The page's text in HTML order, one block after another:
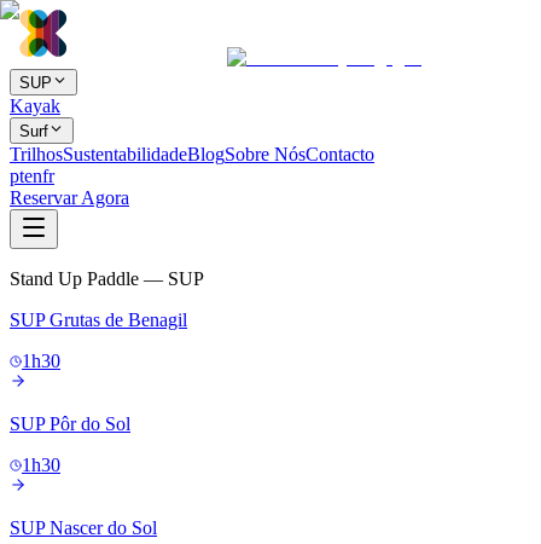
SUP
Kayak
Surf
TrilhosSustentabilidadeBlogSobre NósContacto
ptenfr
Reservar Agora
Stand Up Paddle — SUP
SUP Grutas de Benagil
1h30
SUP Pôr do Sol
1h30
SUP Nascer do Sol